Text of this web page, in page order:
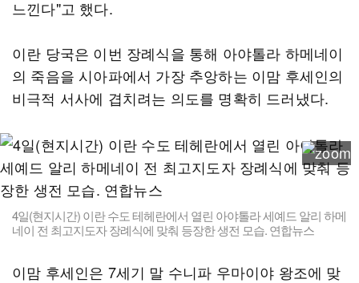
느낀다"고 했다.
이란 당국은 이번 장례식을 통해 아야톨라 하메네이
의 죽음을 시아파에서 가장 추앙하는 이맘 후세인의
비극적 서사에 겹치려는 의도를 명확히 드러냈다.
4일(현지시간) 이란 수도 테헤란에서 열린 아야톨라 세예드 알리 하메
네이 전 최고지도자 장례식에 맞춰 등장한 생전 모습. 연합뉴스
이맘 후세인은 7세기 말 수니파 우마이야 왕조에 맞